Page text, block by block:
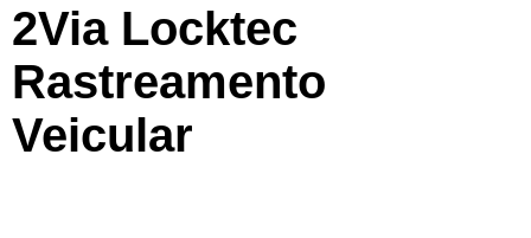
2Via Locktec
Rastreamento
Veicular